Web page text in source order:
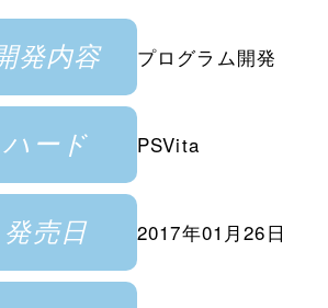
発内容 プログラム開発
ハード PSVita
発売日 2017年01月26日